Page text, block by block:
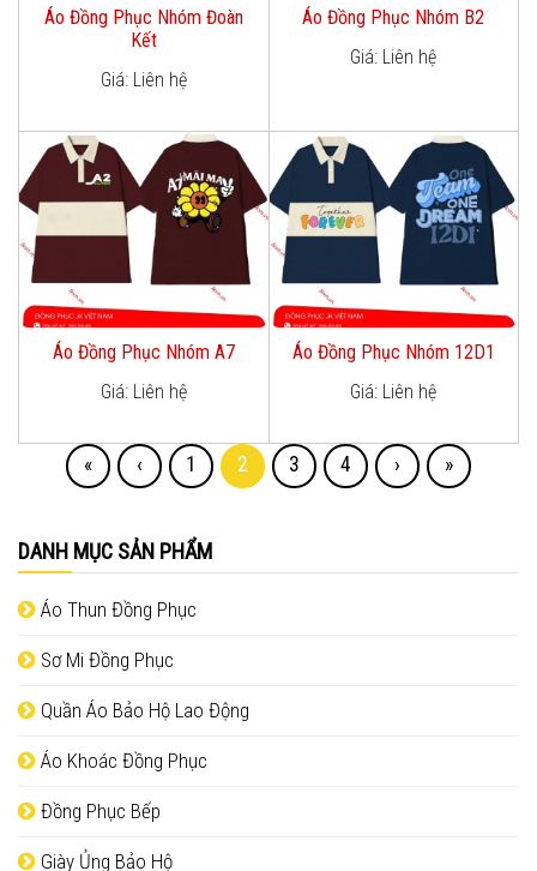
DANH MỤC SẢN PHẨM
Áo Thun Đồng Phục
Sơ Mi Đồng Phục
Quần Áo Bảo Hộ Lao Động
Áo Khoác Đồng Phục
Đồng Phục Bếp
Giày Ủng Bảo Hộ
Áo Đồng Phục Nhóm Đoàn
Kết
Giá: Liên hệ
Áo Đồng Phục Nhóm B2
Giá: Liên hệ
Áo Đồng Phục Nhóm A7
Giá: Liên hệ
Áo Đồng Phục Nhóm 12D1
Giá: Liên hệ
« ‹ 1 2 3 4 › »